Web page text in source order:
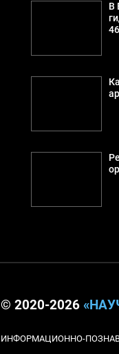
В
© 2020-2026
ИНФОРМАЦИОННО-